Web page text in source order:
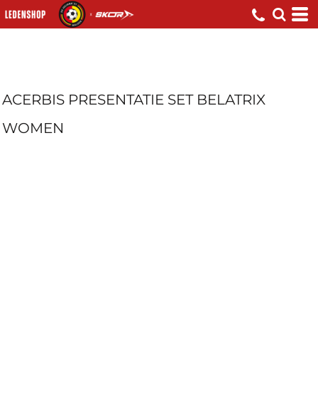
ACERBIS PRESENTATIE SET BELATRIX
WOMEN